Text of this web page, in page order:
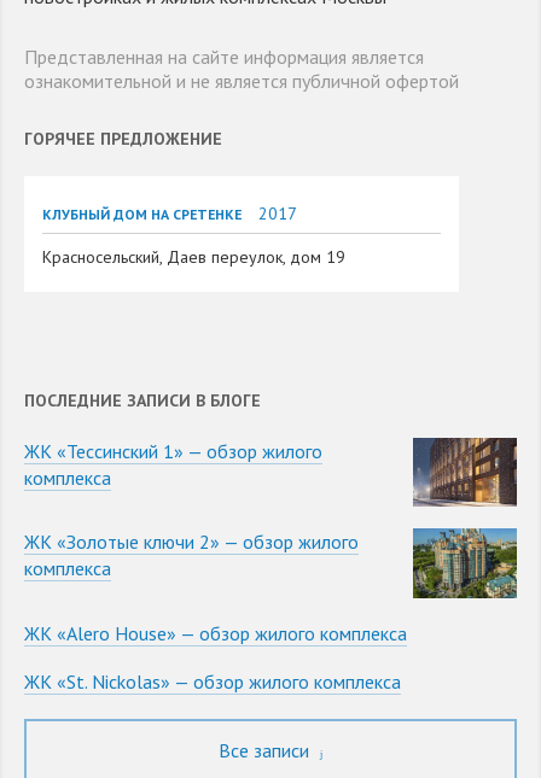
Представленная на сайте информация является
ознакомительной и не является публичной офертой
ГОРЯЧЕЕ ПРЕДЛОЖЕНИЕ
КЛУБНЫЙ ДОМ НА СРЕТЕНКЕ
2017
Красносельский, Даев переулок, дом 19
ПОСЛЕДНИЕ ЗАПИСИ В БЛОГЕ
ЖК «Тессинский 1» — обзор жилого
комплекса
ЖК «Золотые ключи 2» — обзор жилого
комплекса
ЖК «Alero House» — обзор жилого комплекса
ЖК «St. Nickolas» — обзор жилого комплекса
Все записи